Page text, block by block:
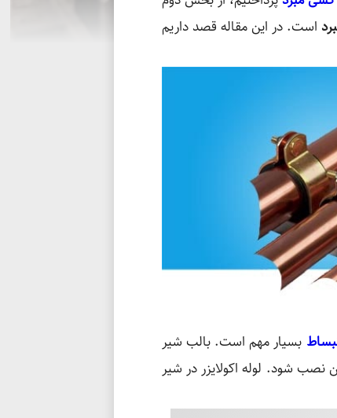
است. در این مقاله قصد داریم
بسیار مهم است. بالب شیر
نصب شود. لوله اکولایزر در شیر